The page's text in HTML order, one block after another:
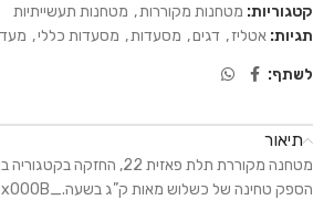
קטגוריות: מטחנות מקוררות, מטחנות תעשייתיות
תגיות: אטליז, דגים, מסעדות, מסעדות כללי,
לשתף:
תיאור
מטחנה מקוררת תלת פאזית 22, החזקה בקטגוריה בישראל, 1.5 כח סוס,